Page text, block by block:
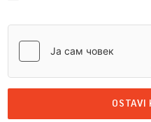
OSTAVI